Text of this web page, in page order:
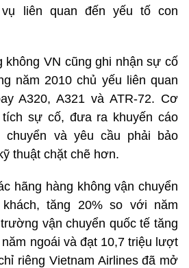
liên quan đến yếu tố con
không VN cũng ghi nhận sự cố
năm 2010 chủ yếu liên quan
A320, A321 và ATR-72. Cơ
sự cố, đưa ra khuyến cáo
chuyển và yêu cầu phải bảo
thuật chặt chẽ hơn.
hãng hàng không vận chuyển
tăng 20% so với năm
vận chuyển quốc tế tăng
ngoái và đạt 10,7 triệu lượt
riêng Vietnam Airlines đã mở